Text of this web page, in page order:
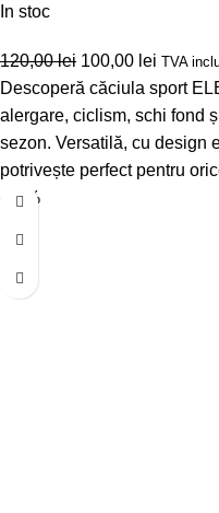
In stoc
120,00lei 100,00 lei TVA
Descoperă căciula sport
alergare, ciclism, schi fond
sezon. Versatilă, cu design
potrivește perfect pentru
-17%